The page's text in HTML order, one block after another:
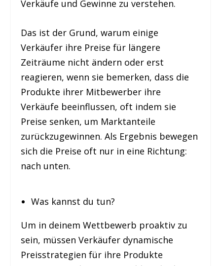
Verkäufe und Gewinne zu verstehen.
Das ist der Grund, warum einige
Verkäufer ihre Preise für längere
Zeiträume nicht ändern oder erst
reagieren, wenn sie bemerken, dass die
Produkte ihrer Mitbewerber ihre
Verkäufe beeinflussen, oft indem sie
Preise senken, um Marktanteile
zurückzugewinnen. Als Ergebnis bewegen
sich die Preise oft nur in eine Richtung:
nach unten.
Was kannst du tun?
Um in deinem Wettbewerb proaktiv zu
sein, müssen Verkäufer dynamische
Preisstrategien für ihre Produkte